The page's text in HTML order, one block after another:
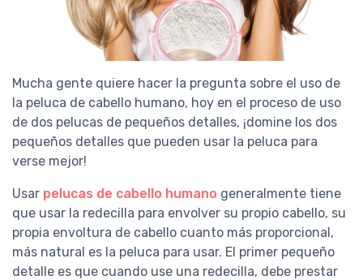
Mucha gente quiere hacer la pregunta sobre el uso de
la peluca de cabello humano, hoy en el proceso de uso
de dos pelucas de pequeños detalles, ¡domine los dos
pequeños detalles que pueden usar la peluca para
verse mejor!
Usar pelucas de cabello humano generalmente tiene
que usar la redecilla para envolver su propio cabello, su
propia envoltura de cabello cuanto más proporcional,
más natural es la peluca para usar. El primer pequeño
detalle es que cuando use una redecilla, debe prestar